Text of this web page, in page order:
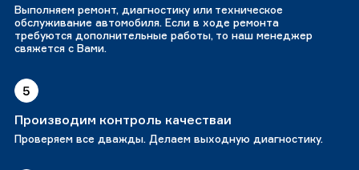
Выполняем ремонт, диагностику или техническое
обслуживание автомобиля. Если в ходе ремонта
требуются дополнительные работы, то наш менеджер
свяжется с Вами.
5
Производим контроль качестваи
Проверяем все дважды. Делаем выходную диагностику.